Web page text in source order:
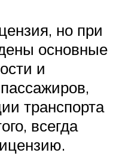
но при
основные
и
транспорта
всегда